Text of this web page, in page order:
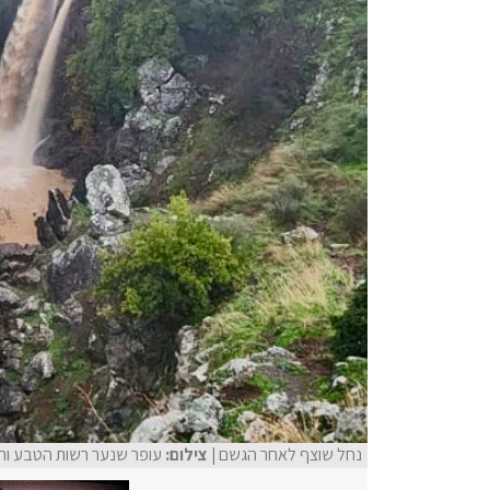
נחל שוצף לאחר הגשם | צילום: עופר שנער רשות הטבע